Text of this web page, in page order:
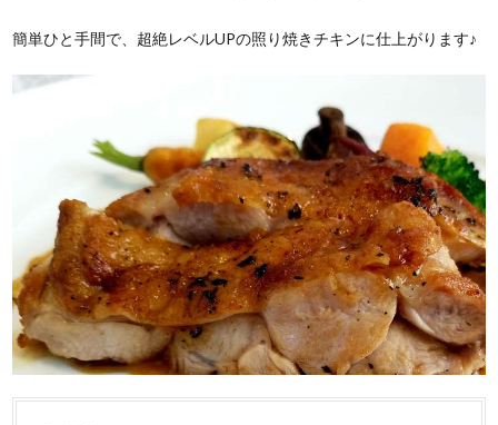
簡単ひと手間で、超絶レベルUPの照り焼きチキンに仕上がります♪